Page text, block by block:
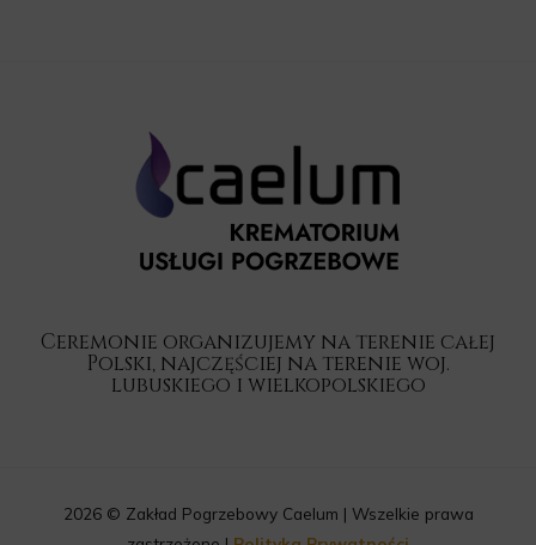
Ceremonie organizujemy na terenie całej
Polski, najczęściej na terenie woj.
lubuskiego i wielkopolskiego
2026 © Zakład Pogrzebowy Caelum | Wszelkie prawa